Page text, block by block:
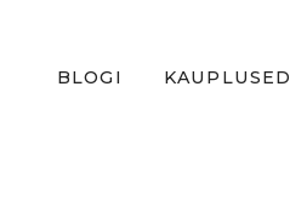
BLOGI KAUPLUSED